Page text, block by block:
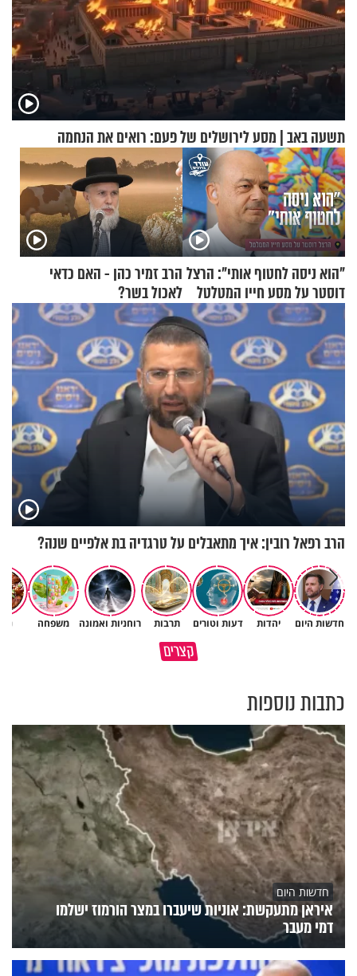
תשעה באב | מסע לירושלים של פעם: רואים את הנחמה
"הוא ניסה לחטוף אותי": הרצל
דוסטר על מסע חייו המטלטל
הרב זמיר כהן - האם כדאי
לאכול בשר?
הרב רפאל רובין: איך מתאבלים על טרגדיה בת אלפיים שנה?
חדשות היום יהדות דעות וטורים תרבות רוחניות ואמונה משפחה
קצרים
תשתמש באהבה של השם לטובתך
פותחים פתח קטן - ומקבלים
כתבות נוספות
חדשות היום
איראן מתעקשת: אוניות שיעברו במצר הורמוז ישלמו
דמי מעבר